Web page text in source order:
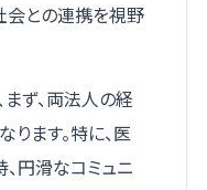
会との連携を視野
ず、両法人の経
ます。特に、医
円滑なコミュニ